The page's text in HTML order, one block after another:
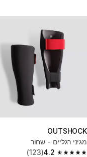
OUTSHOCK
מגיני רגליים - שחור
4.2
(123)